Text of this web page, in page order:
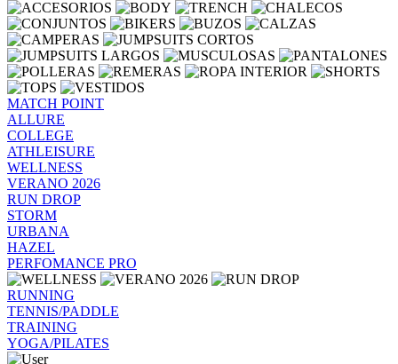
MATCH POINT
ALLURE
COLLEGE
ATHLEISURE
WELLNESS
VERANO 2026
RUN DROP
STORM
URBANA
HAZEL
PERFOMANCE PRO
RUNNING
TENNIS/PADDLE
TRAINING
YOGA/PILATES